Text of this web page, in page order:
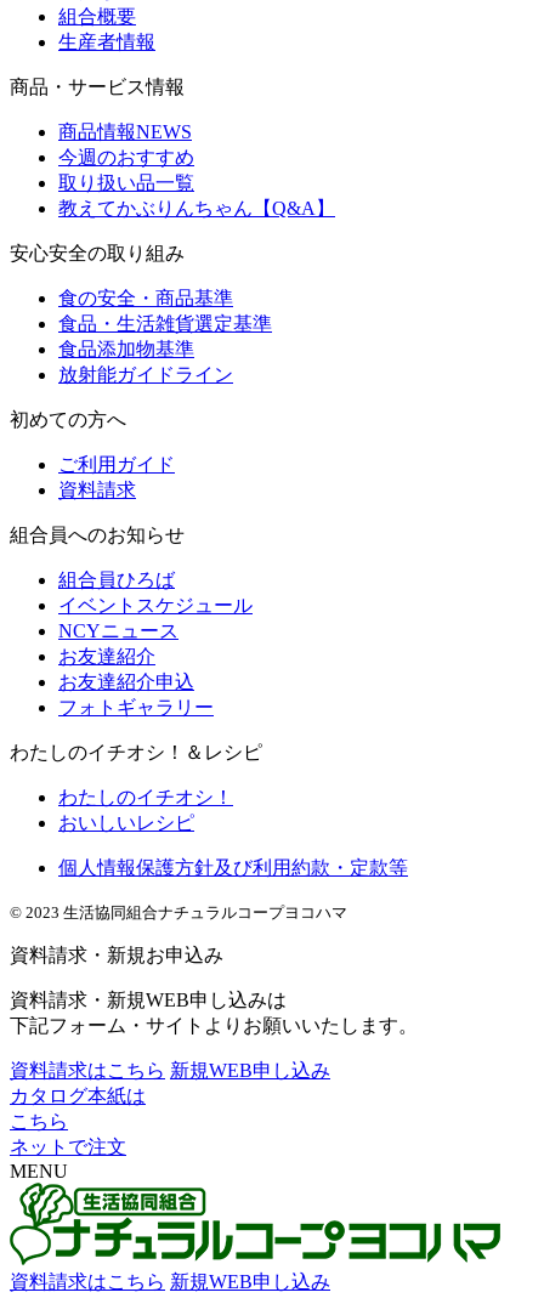
組合概要
生産者情報
商品・サービス情報
商品情報NEWS
今週のおすすめ
取り扱い品一覧
教えてかぶりんちゃん【Q&A】
安心安全の取り組み
食の安全・商品基準
食品・生活雑貨選定基準
食品添加物基準
放射能ガイドライン
初めての方へ
ご利用ガイド
資料請求
組合員へのお知らせ
組合員ひろば
イベントスケジュール
NCYニュース
お友達紹介
お友達紹介申込
フォトギャラリー
わたしのイチオシ！＆レシピ
わたしのイチオシ！
おいしいレシピ
個人情報保護方針及び利用約款・定款等
© 2023 生活協同組合ナチュラルコープヨコハマ
資料請求・新規お申込み
資料請求・新規WEB申し込みは
下記フォーム・サイトよりお願いいたします。
資料請求はこちら 新規WEB申し込み
カタログ本紙は
こちら
ネットで注文
MENU
資料請求はこちら 新規WEB申し込み